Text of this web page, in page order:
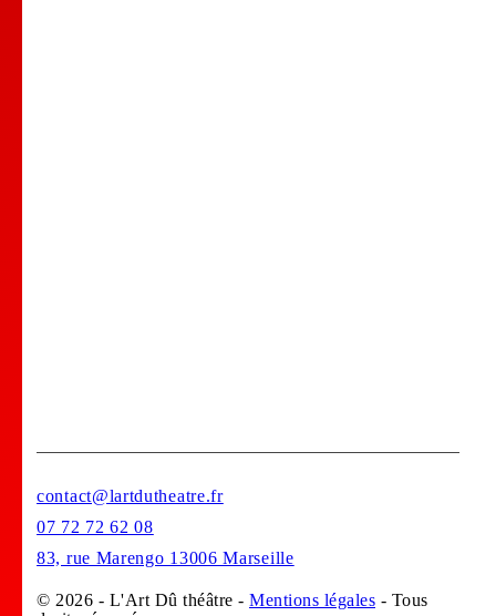
contact@lartdutheatre.fr
07 72 72 62 08
83, rue Marengo 13006 Marseille
© 2026 - L'Art Dû théâtre - Mentions légales - Tous